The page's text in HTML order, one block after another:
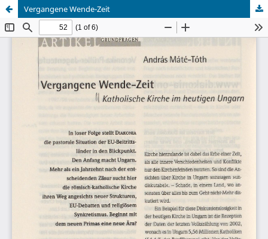
Vergangene Wende-Zeit